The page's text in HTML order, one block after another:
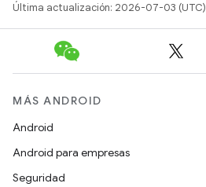
Última actualización: 2026-07-03 (UTC)
MÁS ANDROID
Android
Android para empresas
Seguridad